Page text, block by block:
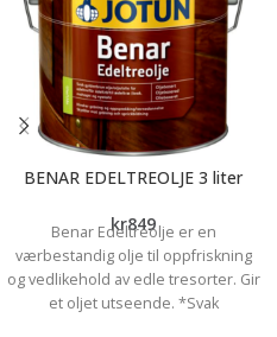
BENAR EDELTREOLJE 3 liter
kr849
Benar Edeltreolje er en
værbestandig olje til oppfriskning
og vedlikehold av edle tresorter. Gir
et oljet utseende. *Svak